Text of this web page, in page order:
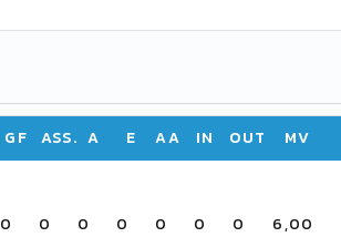
GF ASS. A E AA IN OUT MV
0 0 0 0 0 0 0 6,00